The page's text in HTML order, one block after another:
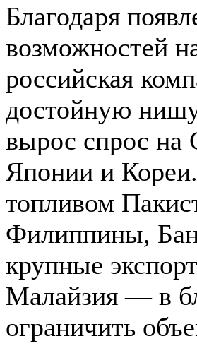
Благодаря
возможностей
российская
достойную
вырос спрос на
Японии и
топливом
Филиппины,
крупные
Малайзия — в
ограничить